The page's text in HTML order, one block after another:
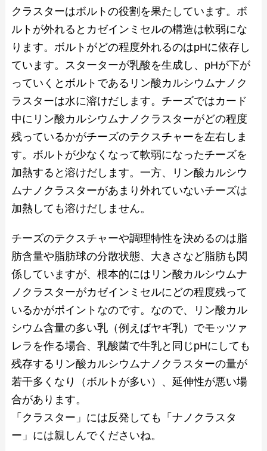
クラスターはボルトの役割を果たしています。ボ
ルトが外れるとカゼインミセルの構造は軟弱にな
ります。ボルトがどの程度外れるのはpHに依存し
ています。スターターが乳酸を生成し、pHが下が
っていくとボルトであるリン酸カルシウムナノク
ラスターは水に溶けだします。チーズではカード
中にリン酸カルシウムナノクラスターがどの程度
残っているかがチーズのテクスチャーを左右しま
す。ボルトが少なくなって軟弱になったチーズを
加熱すると溶けだします。一方、リン酸カルシウ
ムナノクラスターがあまり外れていないチーズは
加熱しても溶けだしません。
チーズのテクスチャーや調理特性を決めるのは脂
肪含量や脂肪球の分散状態、大きさなど脂肪も関
係していますが、根本的にはリン酸カルシウムナ
ノクラスターがカゼインミセルにどの程度残って
いるかがポイントなのです。なので、リン酸カル
シウム含量の多い乳（例えばヤギ乳）でモッツァ
レラを作る場合、乳酸菌で牛乳と同じpHにしても
残存するリン酸カルシウムナノクラスターの量が
若干多くなり（ボルトが多い）、延伸性が悪い場
合があります。
「クラスター」には反発しても「ナノクラスタ
ー」には親しんでくださいね。